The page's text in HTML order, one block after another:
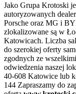
Jako Grupa Krotoski
autoryzowanych
Porsche oraz MG i
zlokalizowane są w
Katowicach. Liczba
do szerokiej oferty
zgodnych ze
odwiedzenia naszej
40-608 Katowice lub
144 Zapraszamy do